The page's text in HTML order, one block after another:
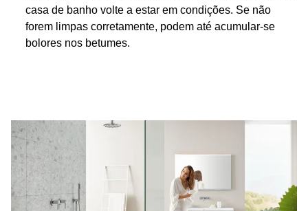
casa de banho volte a estar em condições. Se não
forem limpas corretamente, podem até acumular-se
bolores nos betumes.